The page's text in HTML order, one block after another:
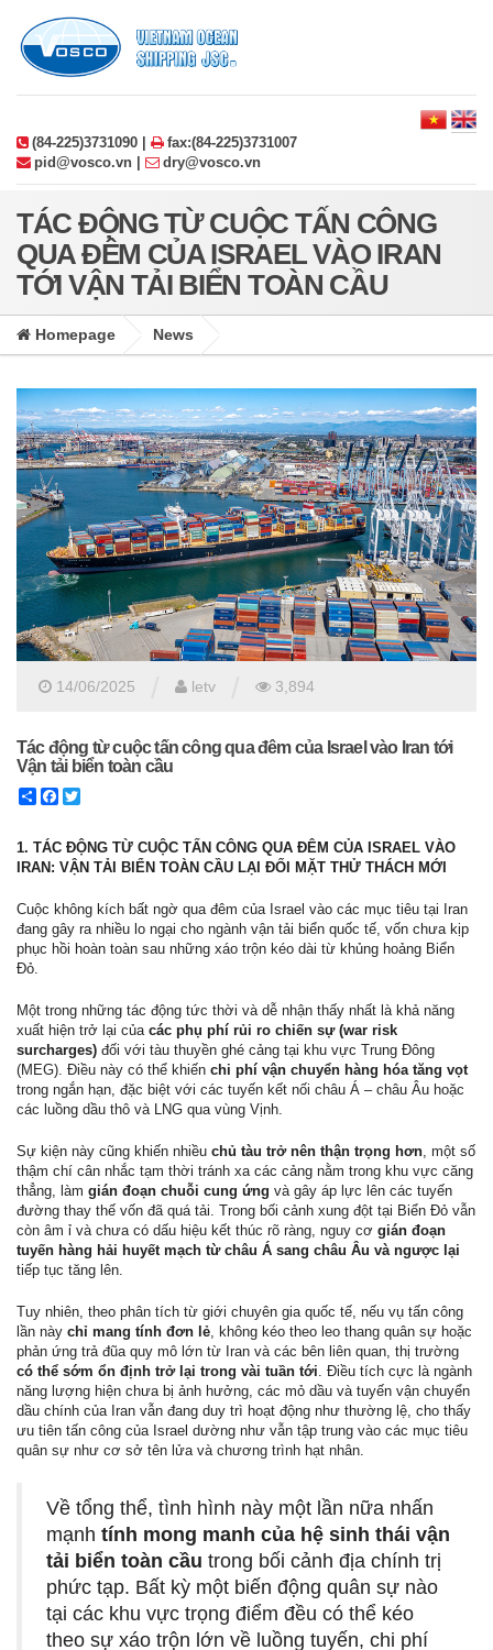
(84-225)3731090 |
fax:(84-225)3731007
pid@vosco.vn |
dry@vosco.vn
TÁC ĐỘNG TỪ CUỘC TẤN CÔNG
QUA ĐÊM CỦA ISRAEL VÀO IRAN
TỚI VẬN TẢI BIỂN TOÀN CẦU
Homepage News
14/06/2025 letv 3,894
Tác động từ cuộc tấn công qua đêm của Israel vào Iran tới
Vận tải biển toàn cầu
ShareFacebook
1. TÁC ĐỘNG TỪ CUỘC TẤN CÔNG QUA ĐÊM CỦA ISRAEL VÀO
IRAN: VẬN TẢI BIỂN TOÀN CẦU LẠI ĐỐI MẶT THỬ THÁCH MỚI
Cuộc không kích bất ngờ qua đêm của Israel vào các mục tiêu tại Iran
đang gây ra nhiều lo ngại cho ngành vận tải biển quốc tế, vốn chưa kịp
phục hồi hoàn toàn sau những xáo trộn kéo dài từ khủng hoảng Biển
Đỏ.
Một trong những tác động tức thời và dễ nhận thấy nhất là khả năng
xuất hiện trở lại của các phụ phí rủi ro chiến sự (war risk
surcharges) đối với tàu thuyền ghé cảng tại khu vực Trung Đông
(MEG). Điều này có thể khiến chi phí vận chuyển hàng hóa tăng vọt
trong ngắn hạn, đặc biệt với các tuyến kết nối châu Á – châu Âu hoặc
các luồng dầu thô và LNG qua vùng Vịnh.
Sự kiện này cũng khiến nhiều chủ tàu trở nên thận trọng hơn , một số
thậm chí cân nhắc tạm thời tránh xa các cảng nằm trong khu vực căng
thẳng, làm gián đoạn chuỗi cung ứng và gây áp lực lên các tuyến
đường thay thế vốn đã quá tải. Trong bối cảnh xung đột tại Biển Đỏ vẫn
còn âm ỉ và chưa có dấu hiệu kết thúc rõ ràng, nguy cơ gián đoạn
tuyến hàng hải huyết mạch từ châu Á sang châu Âu và ngược lại
tiếp tục tăng lên.
Tuy nhiên, theo phân tích từ giới chuyên gia quốc tế, nếu vụ tấn công
lần này chỉ mang tính đơn lẻ , không kéo theo leo thang quân sự hoặc
phản ứng trả đũa quy mô lớn từ Iran và các bên liên quan, thị trường
có thể sớm ổn định trở lại trong vài tuần tới . Điều tích cực là ngành
năng lượng hiện chưa bị ảnh hưởng, các mỏ dầu và tuyến vận chuyển
dầu chính của Iran vẫn đang duy trì hoạt động như thường lệ, cho thấy
ưu tiên tấn công của Israel dường như vẫn tập trung vào các mục tiêu
quân sự như cơ sở tên lửa và chương trình hạt nhân.
Về tổng thể, tình hình này một lần nữa nhấn
mạnh tính mong manh của hệ sinh thái vận
tải biển toàn cầu trong bối cảnh địa chính trị
phức tạp. Bất kỳ một biến động quân sự nào
tại các khu vực trọng điểm đều có thể kéo
theo sự xáo trộn lớn về luồng tuyến, chi phí